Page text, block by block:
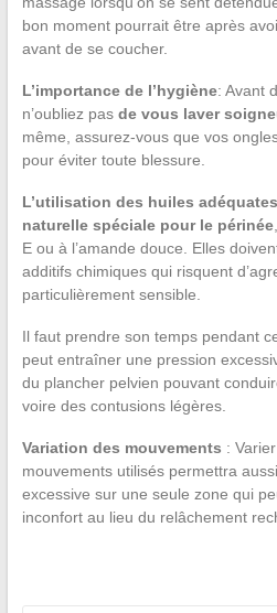
bon moment pourrait être après
avant de se coucher.
L’importance de l’hygiène: Avant
n’oubliez pas de vous laver
même, assurez-vous que vos
pour éviter toute blessure.
L’utilisation des huiles adéquates
naturelle spéciale pour le périnée
E ou à l’amande douce. Elles
additifs chimiques qui risquent
particulièrement sensible.
Il faut prendre son temps pendant
peut entraîner une pression
du plancher pelvien pouvant
voire des contusions légères.
Variation des mouvements :
mouvements utilisés permettra
excessive sur une seule zone qui
inconfort au lieu du relâchement